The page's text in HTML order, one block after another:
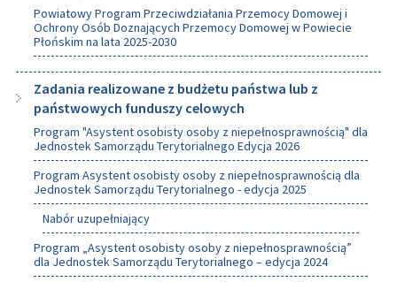
Powiatowy Program Przeciwdziałania Przemocy Domowej i
Ochrony Osób Doznających Przemocy Domowej w Powiecie
Płońskim na lata 2025-2030
Zadania realizowane z budżetu państwa lub z
państwowych funduszy celowych
Program "Asystent osobisty osoby z niepełnosprawnością" dla
Jednostek Samorządu Terytorialnego Edycja 2026
Program Asystent osobisty osoby z niepełnosprawnością dla
Jednostek Samorządu Terytorialnego - edycja 2025
Nabór uzupełniający
Program „Asystent osobisty osoby z niepełnosprawnością”
dla Jednostek Samorządu Terytorialnego – edycja 2024